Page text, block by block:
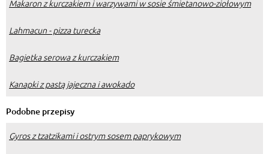
Makaron z kurczakiem i warzywami w sosie śmietanowo-ziołowym
Lahmacun - pizza turecka
Bagietka serowa z kurczakiem
Kanapki z pastą jajeczna i awokado
Podobne przepisy
Gyros z tzatzikami i ostrym sosem paprykowym